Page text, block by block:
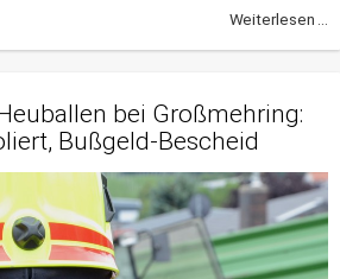
Weiterlesen ...
bei Großmehring:
Bußgeld-Bescheid